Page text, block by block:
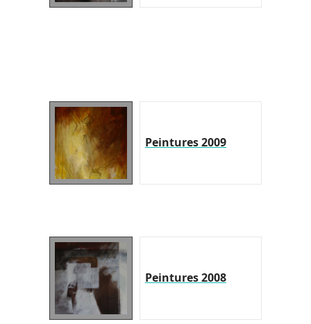
Peintures 2009
Peintures 2008